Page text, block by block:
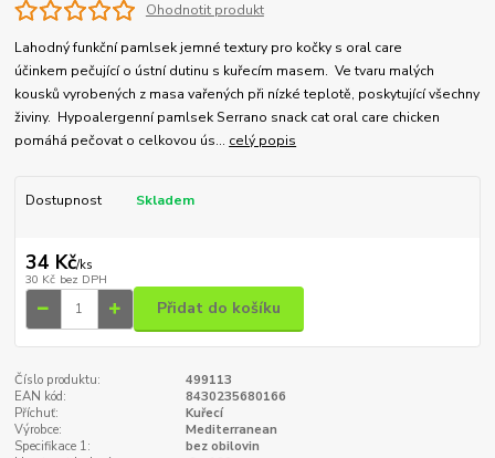
Ohodnotit produkt
Lahodný funkční pamlsek jemné textury pro kočky s oral care
účinkem pečující o ústní dutinu s kuřecím masem. Ve tvaru malých
kousků vyrobených z masa vařených při nízké teplotě, poskytující všechny
živiny. Hypoalergenní pamlsek Serrano snack cat oral care chicken
pomáhá pečovat o celkovou ús... celý popis
Dostupnost Skladem
34 Kč/ks
30 Kč bez DPH
Přidat do košíku
Číslo produktu:
499113
EAN kód:
8430235680166
Příchuť:
Kuřecí
Výrobce:
Mediterranean
Specifikace 1:
bez obilovin